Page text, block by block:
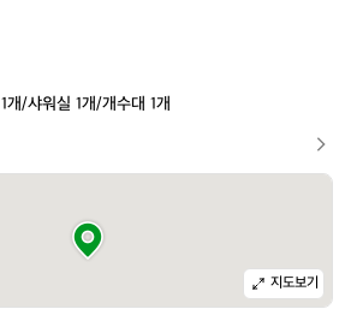
개/샤워실 1개/개수대 1개
지도보기